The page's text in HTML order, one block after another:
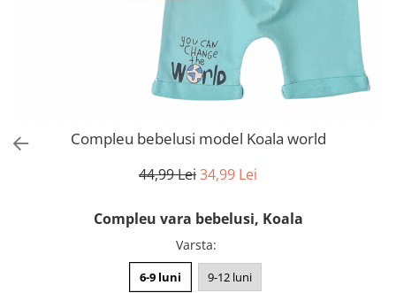
Compleu bebelusi model Koala world
44,99 Lei34,99 Lei
Compleu vara bebelusi, Koala
Varsta:
6-9 luni 9-12 luni